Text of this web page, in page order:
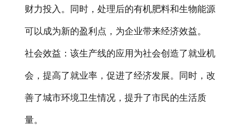
财力投入。同时，处理后的有机肥料和生物能源
可以成为新的盈利点，为企业带来经济效益。
社会效益 ：该生产线的应用为社会创造了就业机
会，提高了就业率，促进了经济发展。同时，改
善了城市环境卫生情况，提升了市民的生活质
量。